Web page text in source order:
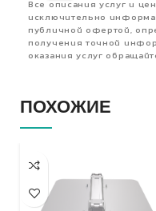
Все описания услуг и
исключительно
публичной офертой,
получения точной
оказания услуг
ПОХОЖИЕ